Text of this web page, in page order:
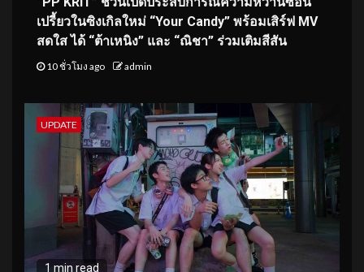
เปรี้ยวในซิงเกิลใหม่ “Your Candy” พร้อมเสิร์ฟ MV
สดใส ได้ “ต้าเหนิง” และ “ณิชา” ร่วมเติมสีสัน
10 ชั่วโมง ago admin
UPDATE
1 min read